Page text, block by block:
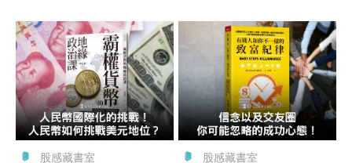
股感藏書室 股感藏書室